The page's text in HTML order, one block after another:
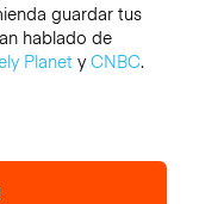
guardar tus
hablado de
Planety CNBC.